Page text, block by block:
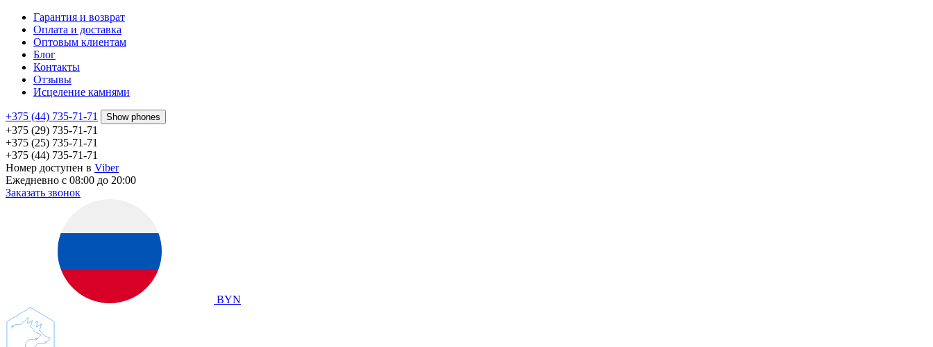
Гарантия и возврат
Оплата и доставка
Оптовым клиентам
Блог
Контакты
Отзывы
Исцеление камнями
+375 (44) 735-71-71 Show phones
+375 (29) 735-71-71
+375 (25) 735-71-71
+375 (44) 735-71-71
Номер доступен в Viber
Ежедневно с 08:00 до 20:00
Заказать звонок
BYN